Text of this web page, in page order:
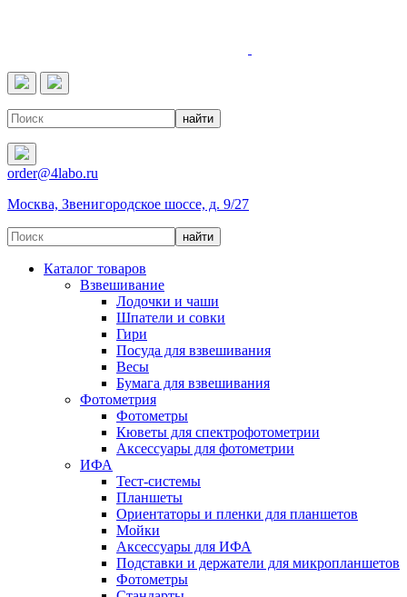
order@4labo.ru
Москва, Звенигородское шоссе, д. 9/27
Каталог товаров
Взвешивание
Лодочки и чаши
Шпатели и совки
Гири
Посуда для взвешивания
Весы
Бумага для взвешивания
Фотометрия
Фотометры
Кюветы для спектрофотометрии
Аксессуары для фотометрии
ИФА
Тест-системы
Планшеты
Ориентаторы и пленки для планшетов
Мойки
Аксессуары для ИФА
Подставки и держатели для микропланшетов
Фотометры